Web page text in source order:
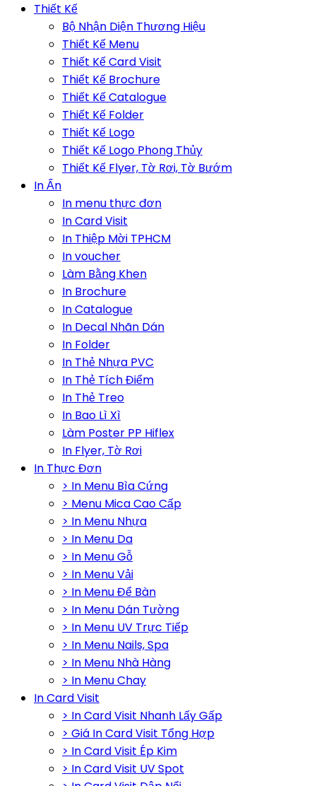
Thiết Kế
Bộ Nhận Diện Thương Hiệu
Thiết Kế Menu
Thiết Kế Card Visit
Thiết Kế Brochure
Thiết Kế Catalogue
Thiết Kế Folder
Thiết Kế Logo
Thiết Kế Logo Phong Thủy
Thiết Kế Flyer, Tờ Rơi, Tờ Bướm
In Ấn
In menu thực đơn
In Card Visit
In Thiệp Mời TPHCM
In voucher
Làm Bằng Khen
In Brochure
In Catalogue
In Decal Nhãn Dán
In Folder
In Thẻ Nhựa PVC
In Thẻ Tích Điểm
In Thẻ Treo
In Bao Lì Xì
Làm Poster PP Hiflex
In Flyer, Tờ Rơi
In Thực Đơn
> In Menu Bìa Cứng
> Menu Mica Cao Cấp
> In Menu Nhựa
> In Menu Da
> In Menu Gỗ
> In Menu Vải
> In Menu Để Bàn
> In Menu Dán Tường
> In Menu UV Trực Tiếp
> In Menu Nails, Spa
> In Menu Nhà Hàng
> In Menu Chay
In Card Visit
> In Card Visit Nhanh Lấy Gấp
> Giá In Card Visit Tổng Hợp
> In Card Visit Ép Kim
> In Card Visit UV Spot